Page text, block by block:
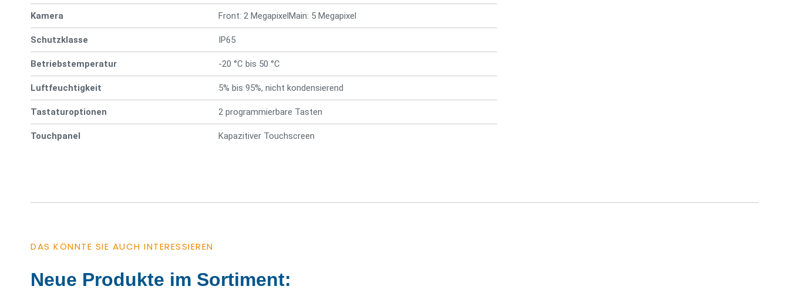
Kamera Front: 2 MegapixelMain: 5 Megapixel
Schutzklasse IP65
Betriebstemperatur -20 °C bis 50 °C
Luftfeuchtigkeit 5% bis 95%, nicht kondensierend
Tastaturoptionen 2 programmierbare Tasten
Touchpanel Kapazitiver Touchscreen
DAS KÖNNTE SIE AUCH INTERESSIEREN
Neue Produkte im Sortiment: